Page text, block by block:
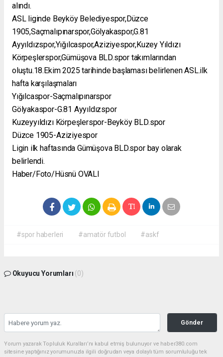
alındı.
ASL liginde Beyköy Belediyespor,Düzce
1905,Saçmalıpınarspor,Gölyakaspor,G.81
Ayyıldızspor,Yığılcaspor,Aziziyespor,Kuzey Yıldızı
Körpeşlerspor,Gümüşova BLD.spor takımlarından
oluştu.18.Ekim 2025 tarihinde başlaması belirlenen ASL.ilk
hafta karşılaşmaları
Yığılcaspor-Saçmalıpınarspor
Gölyakaspor-G.81 Ayyıldızspor
Kuzeyyıldızı Körpeşlerspor-Beyköy BLD.spor
Düzce 1905-Aziziyespor
Ligin ilk haftasında Gümüşova BLD.spor bay olarak
belirlendi.
Haber/Foto/Hüsnü OVALI
#spor haberleri #amatör futbol #askf
Okuyucu Yorumları (0)
Gönder
Yorum yazarak Topluluk Kuralları’nı kabul etmiş bulunuyor ve haber380.com
sitesine yaptığınız yorumunuzla ilgili doğrudan veya dolaylı tüm sorumluluğu tek